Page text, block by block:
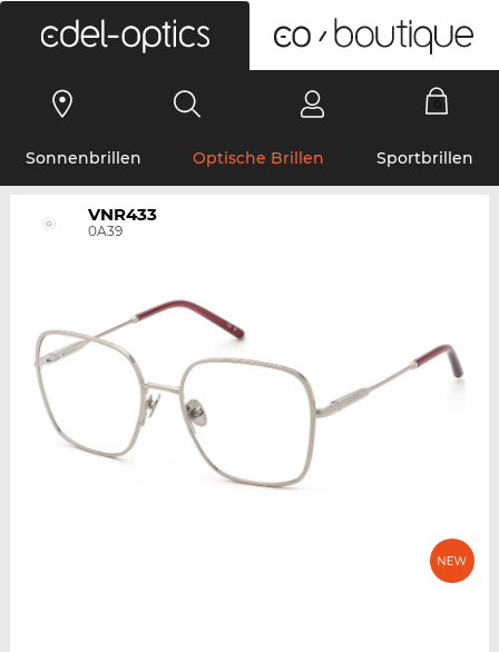
Sonnenbrillen Optische Brillen Sportbrillen
VNR433
0A39